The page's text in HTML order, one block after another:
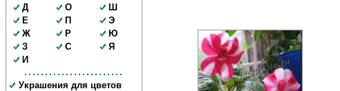
Д
Е
Ж
З
И
О
П
Р
С
Ш
Э
Ю
Я
Украшения для цветов